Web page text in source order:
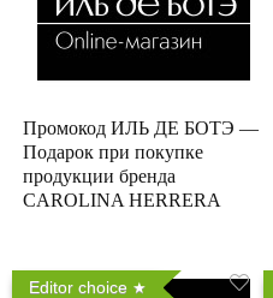
Промокод ИЛЬ ДЕ БОТЭ —
Подарок при покупке
продукции бренда
CAROLINA HERRERA
Editor choice